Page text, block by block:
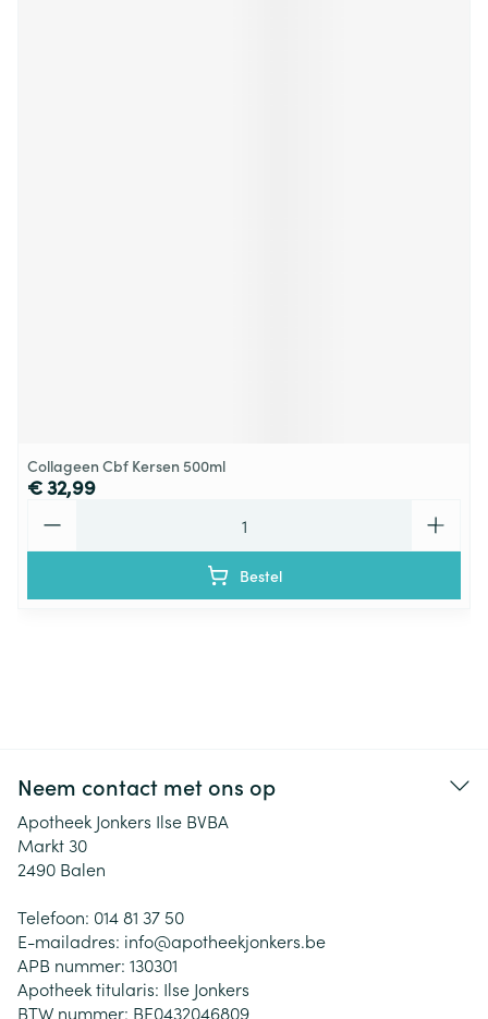
Collageen Cbf Kersen 500ml
€ 32,99
Bestel
Neem contact met ons op
Apotheek Jonkers Ilse BVBA
Markt 30
2490 Balen
Telefoon: 014 81 37 50
E-mailadres: info@apotheekjonkers.be
APB nummer: 130301
Apotheek titularis: Ilse Jonkers
BTW nummer: BE0432046809